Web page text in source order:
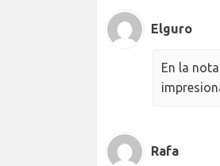
Elguro
En la
Rafa